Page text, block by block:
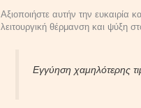
Αξιοποιήστε αυτήν την ευκαιρία
λειτουργική θέρμανση και ψύξη
Εγγύηση χαμηλότερης